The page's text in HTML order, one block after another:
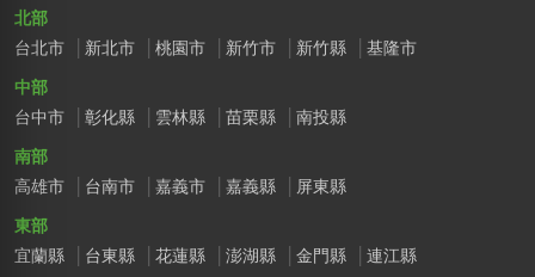
北部
台北市
新北市 桃園市 新竹市 新竹縣
基隆市
中部
台中市
彰化縣 雲林縣 苗栗縣
南投縣
南部
高雄市
台南市 嘉義市 嘉義縣
屏東縣
東部
宜蘭縣
台東縣 花蓮縣 澎湖縣 金門縣 連江縣